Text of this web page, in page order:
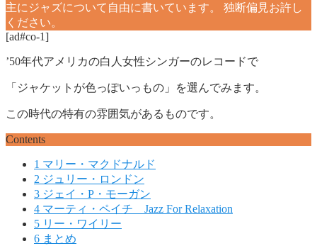
主にジャズについて自由に書いています。 独断偏見お許し
ください。
[ad#co-1]
’50年代アメリカの白人女性シンガーのレコードで
「ジャケットが色っぽいっもの」を選んでみます。
この時代の特有の雰囲気があるものです。
Contents
1 マリー・マクドナルド
2 ジュリー・ロンドン
3 ジェイ・P・モーガン
4 マーティ・ペイチ Jazz For Relaxation
5 リー・ワイリー
6 まとめ